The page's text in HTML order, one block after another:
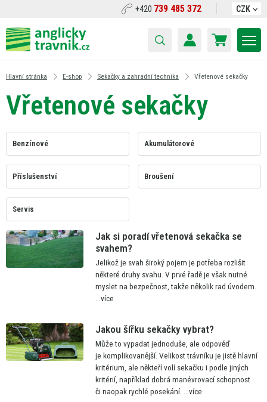
+420 739 485 372 CZK
Hlavní stránka E-shop Sekačky a zahradní technika Vřetenové sekačky
Vřetenové sekačky
Benzínové Akumulátorové
Příslušenství Broušení
Servis
Jak si poradí vřetenová sekačka se
svahem?
Jelikožje svah široký pojem je potřeba rozlišit
některé druhy svahu. Vprvé řaděje však nutné
myslet na bezpečnost, takže několik rad úvodem.
...více
Jakou šířku sekačky vybrat?
Můžeto vypadat jednoduše, ale odpověď
je komplikovanější. Velikost trávníku je jistě hlavní
kritérium, ale někteří volí sekačku i podle jiných
kritérií, například dobrá manévrovací schopnost
či naopak rychlé posekání. ...více